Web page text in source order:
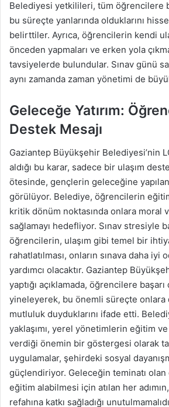
Belediyesi yetkilileri, tüm öğrencilere
bu süreçte yanlarında olduklarını
belirttiler. Ayrıca, öğrencilerin kendi
önceden yapmaları ve erken yola
tavsiyelerde bulundular. Sınav günü
aynı zamanda zaman yönetimi de
Geleceğe Yatırım:
Destek Mesajı
Gaziantep Büyükşehir Belediyesi’nin
aldığı bu karar, sadece bir ulaşım
ötesinde, gençlerin geleceğine
görülüyor. Belediye, öğrencilerin
kritik dönüm noktasında onlara moral
sağlamayı hedefliyor. Sınav stresiyle
öğrencilerin, ulaşım gibi temel bir
rahatlatılması, onların sınava daha iyi
yardımcı olacaktır. Gaziantep
yaptığı açıklamada, öğrencilere
yineleyerek, bu önemli süreçte onlara
mutluluk duyduklarını ifade etti.
yaklaşımı, yerel yönetimlerin eğitim
verdiği önemin bir göstergesi olarak
uygulamalar, şehirdeki sosyal
güçlendiriyor. Geleceğin teminatı
eğitim alabilmesi için atılan her
refahına katkı sağladığı